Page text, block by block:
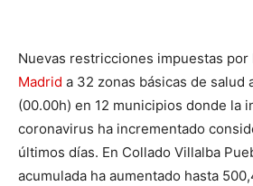
Nuevas restricciones impuestas por
Madrid a 32 zonas básicas de salud
(00.00h) en 12 municipios donde la
coronavirus ha incrementado
últimos días. En Collado Villalba
acumulada ha aumentado hasta